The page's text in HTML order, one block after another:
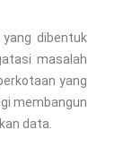
dibentuk
masalah
yang
membangun
data.